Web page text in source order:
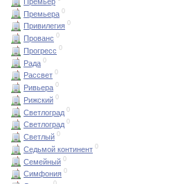
Премьера 0
Привилегия 0
Прованс 0
Прогресс 0
Рада 0
Рассвет 0
Ривьера 0
Рижский 0
Светлоград 0
Светлоград 0
Светлый 0
Седьмой континент 0
Семейный 0
Симфония 0